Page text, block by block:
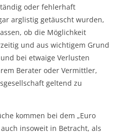
oder fehlerhaft
arglistig getäuscht wurden,
ob die Möglichkeit
und aus wichtigem Grund
bei etwaige Verlusten
Berater oder Vermittler,
geltend zu
kommen bei dem „Euro
insoweit in Betracht, als